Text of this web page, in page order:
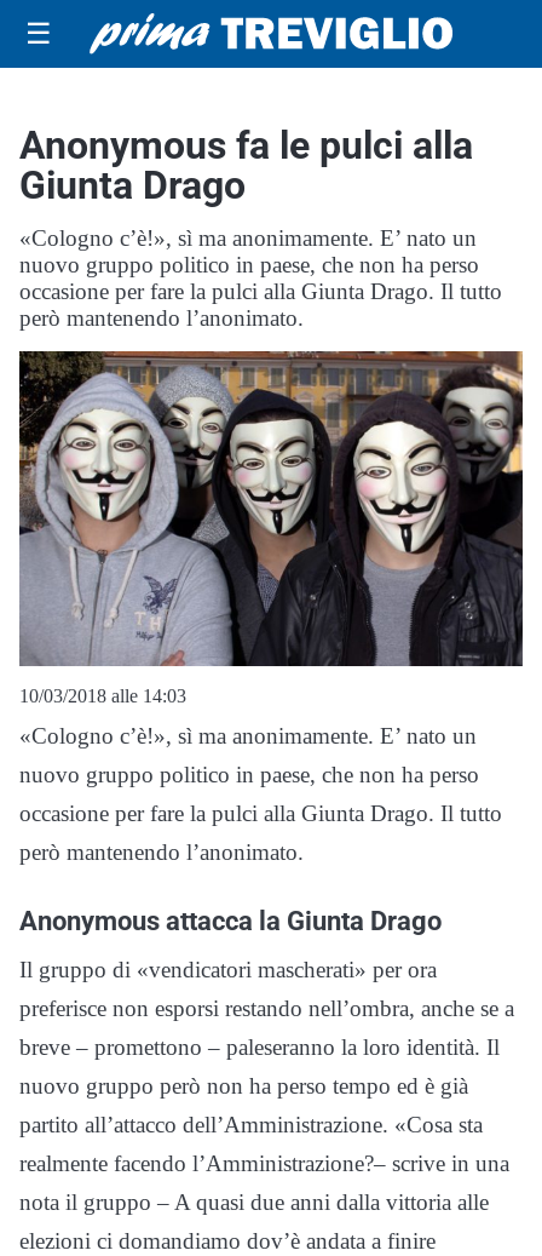
☰
Anonymous fa le pulci alla
Giunta Drago
«Cologno c’è!», sì ma anonimamente. E’ nato un
nuovo gruppo politico in paese, che non ha perso
occasione per fare la pulci alla Giunta Drago. Il tutto
però mantenendo l’anonimato.
10/03/2018 alle 14:03
«Cologno c’è!», sì ma anonimamente. E’ nato un
nuovo gruppo politico in paese, che non ha perso
occasione per fare la pulci alla Giunta Drago. Il tutto
però mantenendo l’anonimato.
Anonymous attacca la Giunta Drago
Il gruppo di «vendicatori mascherati» per ora
preferisce non esporsi restando nell’ombra, anche se a
breve – promettono – paleseranno la loro identità. Il
nuovo gruppo però non ha perso tempo ed è già
partito all’attacco dell’Amministrazione. «Cosa sta
realmente facendo l’Amministrazione?– scrive in una
nota il gruppo – A quasi due anni dalla vittoria alle
elezioni ci domandiamo dov’è andata a finire